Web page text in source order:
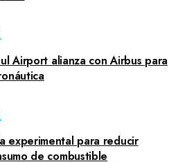
Airport alianza con Airbus para
experimental para reducir
de combustible